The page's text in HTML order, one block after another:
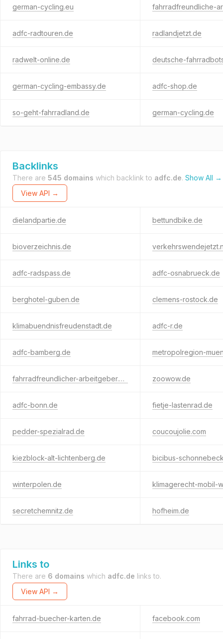
german-cycling.eu fahrradfreundliche-
adfc-radtouren.de radlandjetzt.de
radwelt-online.de deutsche-
german-cycling-embassy.de adfc-shop.de
so-geht-fahrradland.de german-cycling.de
Backlinks
There are 545 domains which backlink to adfc.de. Show All →
View API →
dielandpartie.de bettundbike.de
bioverzeichnis.de
adfc-radspass.de adfc-osnabrueck.de
berghotel-guben.de clemens-rostock.de
klimabuendnisfreudenstadt.de adfc-r.de
adfc-bamberg.de metropolregion-
fahrradfreundlicher-arbeitgeber.de zoowow.de
adfc-bonn.de fietje-lastenrad.de
pedder-spezialrad.de coucoujolie.com
kiezblock-alt-lichtenberg.de bicibus-
winterpolen.de klimagerecht-mobil-
secretchemnitz.de hofheim.de
Links to
There are 6 domains which adfc.de links to.
View API →
fahrrad-buecher-karten.de facebook.com